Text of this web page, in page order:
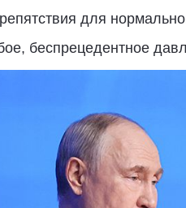
для
беспрецедентное